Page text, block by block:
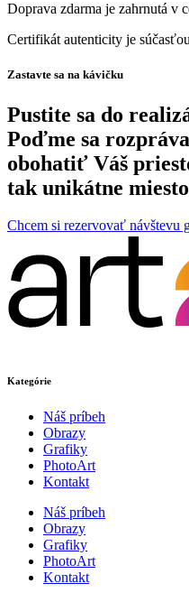
Doprava zdarma je zahrnutá v
Certifikát autenticity je
Zastavte sa na kávičku
Pustite sa do
Poďme sa
obohatiť Váš
tak unikátne
Chcem si rezervovať návštevu
Kategórie
Náš príbeh
Obrazy
Grafiky
PhotoArt
Kontakt
Náš príbeh
Obrazy
Grafiky
PhotoArt
Kontakt